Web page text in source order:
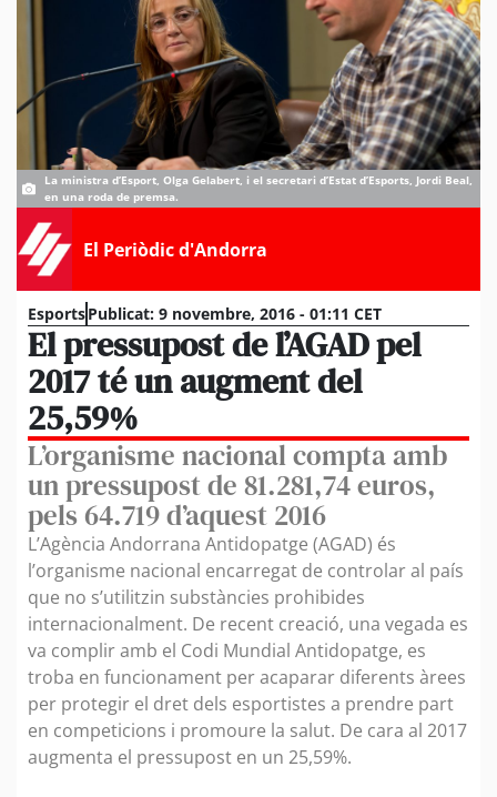
La ministra d’Esport, Olga Gelabert, i el secretari d’Estat d’Esports, Jordi Beal,
en una roda de premsa.
El Periòdic d'Andorra
EsportsPublicat: 9 novembre, 2016 - 01:11 CET
El pressupost de l’AGAD pel
2017 té un augment del
25,59%
L’organisme nacional compta amb
un pressupost de 81.281,74 euros,
pels 64.719 d’aquest 2016
L’Agència Andorrana Antidopatge (AGAD) és
l’organisme nacional encarregat de controlar al país
que no s’utilitzin substàncies prohibides
internacionalment. De recent creació, una vegada es
va complir amb el Codi Mundial Antidopatge, es
troba en funcionament per acaparar diferents àrees
per protegir el dret dels esportistes a prendre part
en competicions i promoure la salut. De cara al 2017
augmenta el pressupost en un 25,59%.